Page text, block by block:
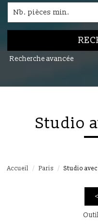
Recherche avancée
studio
Accueil Paris Studio